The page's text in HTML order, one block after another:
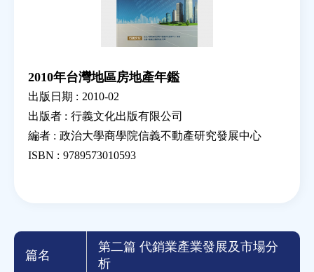
2010年台灣地區房地產年鑑
出版日期 : 2010-02
出版者 : 行義文化出版有限公司
編者 : 政治大學商學院信義不動產研究發展中心
ISBN : 9789573010593
篇名
第二篇 代銷業產業發展及市場分
析